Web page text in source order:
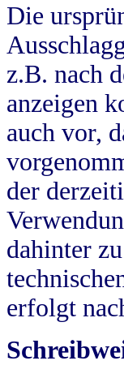
Die
z.B. nach
anzeigen
auch vor,
der
dahinter
erfolgt